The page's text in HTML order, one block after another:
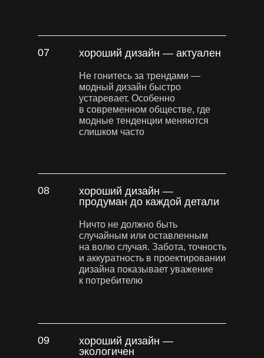
07 хороший дизайн — актуален
Не гонитесь за трендами —
модный дизайн быстро
устаревает. Особенно
в современном обществе, где
модные тенденции меняются
слишком часто
08
хороший дизайн —
продуман до каждой детали
Ничто не должно быть
случайным или оставленным
на волю случая. Забота, точность
и аккуратность в проектировании
дизайна показывает уважение
к потребителю
09
хороший дизайн —
экологичен